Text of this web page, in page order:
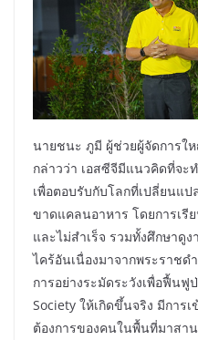
นายชนะ ภูมี ผู้ช่วยผู้จัดการใ
กล่าวว่า เอสซีจีมีแนวคิดที่จ
เพื่อตอบรับกับโลกที่เปลี่ยนแป
ขาดแคลนอาหาร โดยการเรี
และไม่สำเร็จ รวมทั้งศึกษาดู
ไคร้อันเนื่องมาจากพระราชด
การอย่างระมัดระวังเพื่อฟื้นฟู
Society ให้เกิดขึ้นจริง มีกา
ต้องการของคนในพื้นที่มาสา